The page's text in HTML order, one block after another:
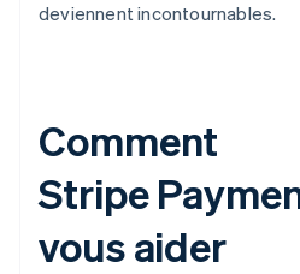
deviennent incontournables.
Comment
Stripe
vous aider